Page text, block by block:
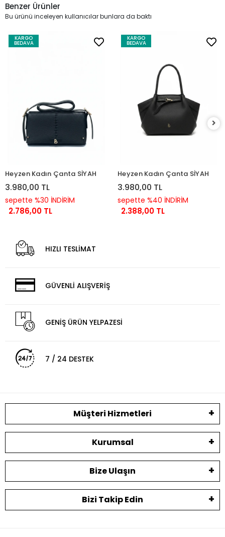
Benzer Ürünler
Bu ürünü inceleyen kullanıcılar bunlara da baktı
KARGO
BEDAVA
Heyzen Kadın Çanta SİYAH
3.980,00 TL
sepette %30 İNDİRİM
2.786,00 TL
KARGO
BEDAVA
Heyzen Kadın Çanta SİYAH
3.980,00 TL
sepette %40 İNDİRİM
2.388,00 TL
HIZLI TESLİMAT
GÜVENLİ ALIŞVERİŞ
GENİŞ ÜRÜN YELPAZESİ
7 / 24 DESTEK
Müşteri Hizmetleri
Kurumsal
Bize Ulaşın
Bizi Takip Edin